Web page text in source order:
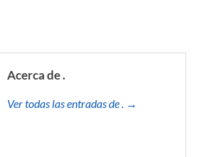
Acerca de .
Ver todas las entradas de . →